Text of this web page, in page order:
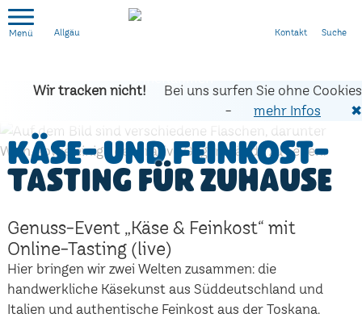
Allgäu
Wir tracken nicht!
Bei uns surfen Sie ohne Cookies
-
mehr Infos ✖
Käse- und Feinkost-
Tasting für zuhause
Genuss-Event „Käse & Feinkost“ mit
Online-Tasting (live)
Hier bringen wir zwei Welten zusammen: die
handwerkliche Käsekunst aus Süddeutschland und
Italien und authentische Feinkost aus der Toskana.